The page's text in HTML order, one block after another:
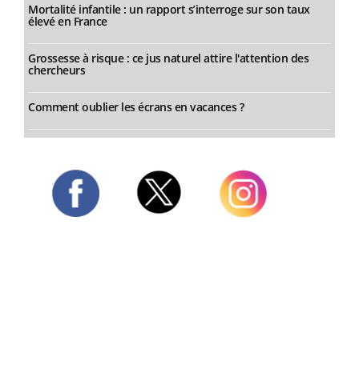
Mortalité infantile : un rapport s’interroge sur son taux
élevé en France
Grossesse à risque : ce jus naturel attire l'attention des
chercheurs
Comment oublier les écrans en vacances ?